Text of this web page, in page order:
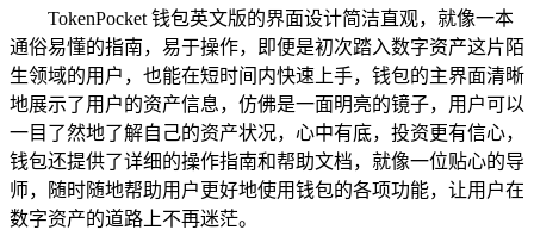
TokenPocket 钱包英文版的界面设计简洁直观，就像一本
通俗易懂的指南，易于操作，即便是初次踏入数字资产这片陌
生领域的用户，也能在短时间内快速上手，钱包的主界面清晰
地展示了用户的资产信息，仿佛是一面明亮的镜子，用户可以
一目了然地了解自己的资产状况，心中有底，投资更有信心，
钱包还提供了详细的操作指南和帮助文档，就像一位贴心的导
师，随时随地帮助用户更好地使用钱包的各项功能，让用户在
数字资产的道路上不再迷茫。